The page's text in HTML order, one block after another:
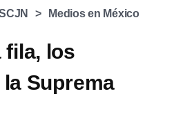
Medios en México
fila, los
Suprema